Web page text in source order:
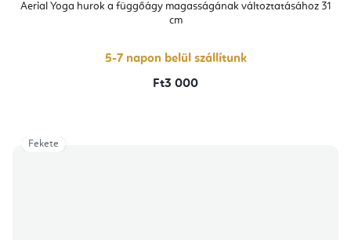
Aerial Yoga hurok a függőágy magasságának változtatásához 31
cm
5-7 napon belül szállítunk
Ft3 000
Fekete